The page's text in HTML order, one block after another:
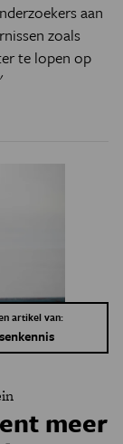
aan
zoals
te lopen op
artikel van:
meer